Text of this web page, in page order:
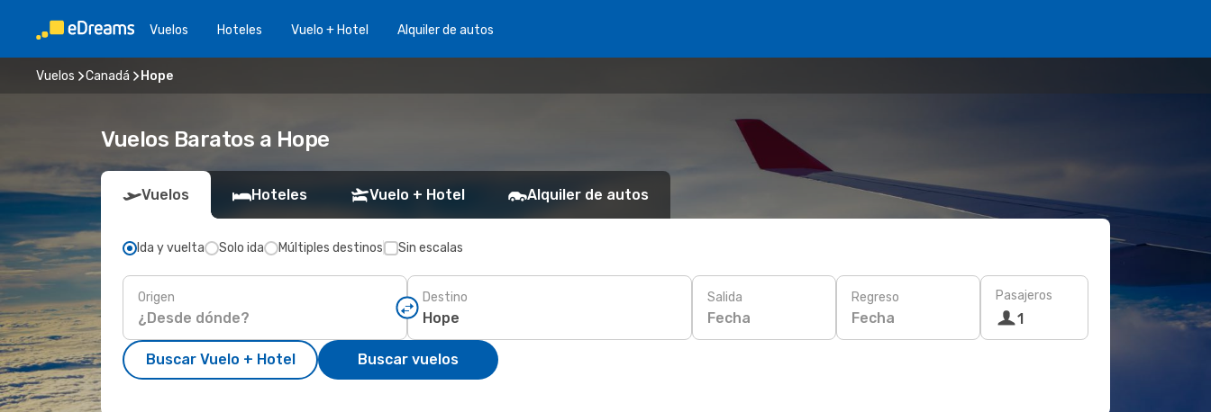
Vuelos Hoteles Vuelo + Hotel Alquiler de autos
Vuelos Canadá Hope
Vuelos Baratos a Hope
Vuelos Hoteles Vuelo + Hotel Alquiler de autos
Ida y vuelta Solo ida Múltiples destinos Sin escalas
Origen Destino Salida
Fecha
Regreso
Fecha
Pasajeros
1
Buscar Vuelo + Hotel Buscar vuelos